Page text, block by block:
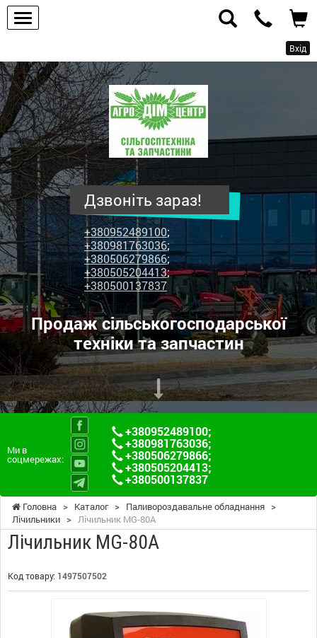
Вхід
ПП
"Агродім-
центр"
-
продаж
сільськогосподарської
техніки
та
запчастин
Дзвоніть зараз!
+380952489100;
+380981763036;
+380506279866;
+380505204413;
+380500137837
Продаж сільськогосподарської
техніки та запчастин
Ми в
соцмережах:
+380952489100;
+380981763036;
+380506279866;
+380505204413;
+380500137837
Головна > Каталог > Паливороздавальне обладнання >
Лічильники > Лічильник MG-80A
Лічильник MG-80A
Код товару: 1497507502